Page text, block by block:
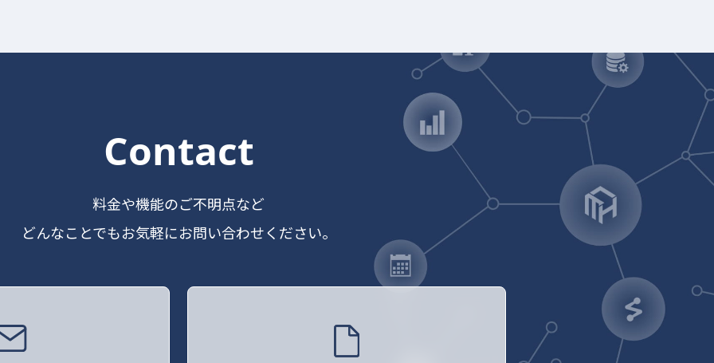
Contact
料金や機能のご不明点など
どんなことでもお気軽にお問い合わせください。